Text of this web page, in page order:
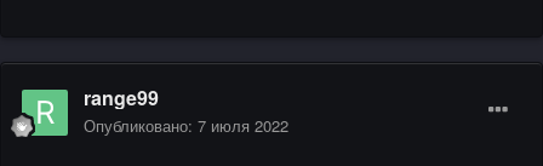
range99
Опубликовано: 7 июля 2022